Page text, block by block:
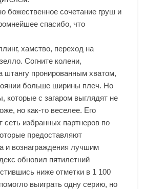
божественное сочетание груш и
спасибо, что
хамство, переход на
Согните колени,
штангу пронированным хватом,
больше ширины плеч. Но
которые с загаром выглядят не
но как-то веселее. Его
сеть избранных партнеров по
предоставляют
и вознаграждения лучшим
обновил пятилетний
ниже отметки в 1 100
выиграть одну серию, но